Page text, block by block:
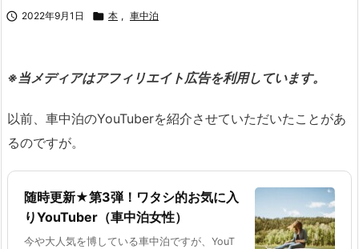
 2022年9月1日  本 , 車中泊
※当メディアはアフィリエイト広告を利用しています。
以前、車中泊のYouTuberを紹介させていただいたことがあ
るのですが。
随時更新★第3弾！ワタシ的お気に入
りYouTuber（車中泊女性）
今や大人気を博している車中泊ですが、YouT